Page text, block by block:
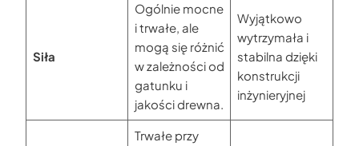
Siła
Ogólnie mocne
i trwałe, ale
mogą się różnić
w zależności od
gatunku i
jakości drewna.
Wyjątkowo
wytrzymała i
stabilna dzięki
konstrukcji
inżynieryjnej
Trwałe przy